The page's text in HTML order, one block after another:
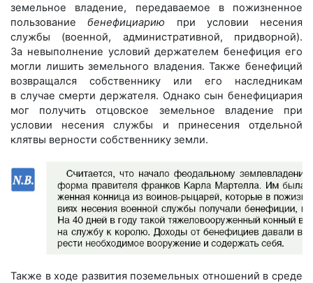
земельное владение, передаваемое в пожизненное
пользованиебенефициарию при условии несения
службы (военной, административной, придворной).
За невыполнение условий держателем бенефиция его
могли лишить земельного владения. Также бенефиций
возвращался собственнику или его наследникам
в случае смерти держателя. Однако сын бенефициария
мог получить отцовское земельное владение при
условии несения службы и принесения отдельной
клятвы верности собственнику земли.
Также в ходе развития поземельных отношений в среде